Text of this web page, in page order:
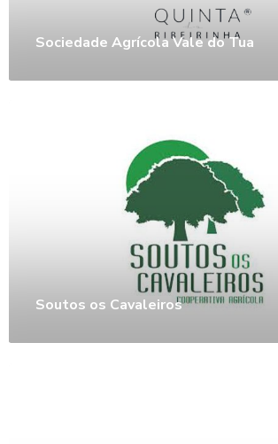
Sociedade Agrícola Vale do Tua
Soutos os Cavaleiros